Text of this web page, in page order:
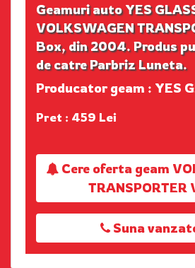
Geamuri auto YES
VOLKSWAGEN
Box, din 2004. Produs
de catre Parbriz Luneta.
Producator geam : YES
Pret : 459 Lei
Cere oferta geam
TRANSPORTER
Suna